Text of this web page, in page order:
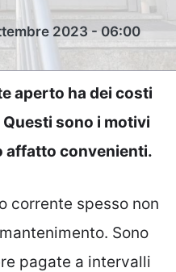
2023 - 06:00
aperto ha dei costi
sono i motivi
affatto convenienti.
corrente spesso non
Sono
pagate a intervalli